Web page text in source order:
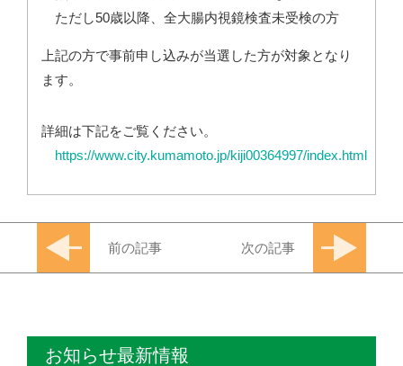
ただし50歳以降、全大腸内視鏡検査未受検の方
上記の方で事前申し込みが当選した方が対象となり
ます。
詳細は下記をご覧ください。
https://www.city.kumamoto.jp/kiji00364997/index.html
前の記事 次の記事
お知らせ最新情報